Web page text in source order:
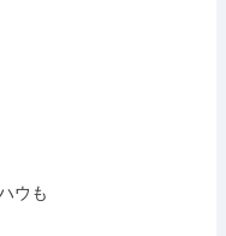
ウも